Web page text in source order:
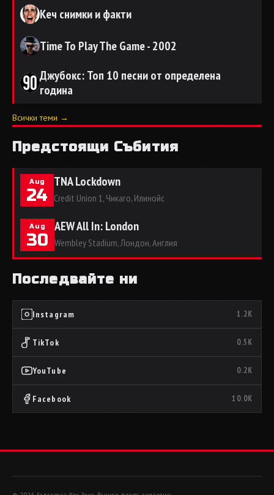
Кеч снимки и факти
Time To Play The Game - 2002
Джубокс: Топ 10 песни от определена
година
Всички теми →
Предстоящи Събития
Aug
24
TNA Lockdown
Credit Union 1, Чикаго, Илинойс
Aug
30
AEW All In: London
Wembley Stadium, Лондон, Англия
Последвайте ни
Instagram 1.2K
TikTok 0.5K
YouTube 0.2K
Facebook 10.0K